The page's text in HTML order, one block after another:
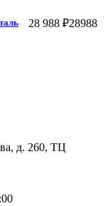
28 988 ₽28988
д. 260, ТЦ